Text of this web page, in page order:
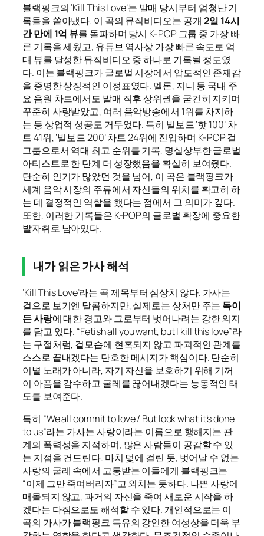
블랙핑크의 ‘Kill This Love’는 발매 당시부터 엄청난 기
록들을 쏟아냈다. 이 곡의 뮤직비디오는 공개 2일 14시
간 만에 1억 뷰를 돌파하며 당시 K-POP 그룹 중 가장 빠
른 기록을 세웠고, 유튜브 역사상 가장 빠른 속도로 억
대 뷰를 달성한 뮤직비디오 중 하나로 기록될 정도였
다. 이는 블랙핑크가 글로벌 시장에서 압도적인 존재감
을 증명한 상징적인 이정표였다. 멜론, 지니 등 국내 주
요 음원 차트에서도 발매 직후 상위권을 굳건히 지키며
꾸준히 사랑받았고, 여러 음악방송에서 1위를 차지하
는 등 상업적 성공도 거두었다. 특히 빌보드 ‘핫 100’ 차
트 41위, ‘빌보드 200’ 차트 24위에 진입하며 K-POP 걸
그룹으로서 역대 최고 순위를 기록, 명실상부한 글로벌
아티스트로 한 단계 더 성장했음을 확실히 보여줬다.
단순히 인기가 많았던 것을 넘어, 이 곡은 블랙핑크가
세계 음악 시장의 주류에서 자신들의 위치를 확고히 하
는 데 결정적인 역할을 했다는 점에서 그 의미가 깊다.
또한, 이러한 기록들은 K-POP의 글로벌 확장에 중요한
발자취로 남아있다.
내가 읽은 가사 해석
‘Kill This Love’라는 곡 제목부터 심상치 않다. 가사는
겉으로 보기엔 달콤하지만, 실제로는 상처만 주는 독이
든 사랑에 대한 경고와 그로부터 벗어나려는 강한 의지
를 담고 있다. “Fetish all you want, but I kill this love”라
는 구절처럼, 겉모습에 현혹되지 않고 파괴적인 관계를
스스로 끝내겠다는 단호한 메시지가 핵심이다. 단순히
이별 노래가 아니라, 자기 자신을 보호하기 위해 기꺼
이 아픔을 감수하고 굴레를 끊어내겠다는 능동적인 태
도를 보여준다.
특히 “We all commit to love / But look what it’s done
to us”라는 가사는 사랑이라는 이름으로 행해지는 관
계의 폭력성을 지적하며, 많은 사람들이 공감할 수 있
는 지점을 건드린다. 마치 덫에 걸린 듯, 벗어날 수 없는
사랑의 굴레 속에서 고통받는 이들에게 블랙핑크는
“이제 그만 죽여버리자”고 외치는 듯하다. 나쁜 사랑에
매몰되지 않고, 과거의 자신을 죽여 새로운 시작을 하
겠다는 다짐으로도 해석할 수 있다. 개인적으로는 이
곡의 가사가 블랙핑크 특유의 강인한 여성상을 더욱 부